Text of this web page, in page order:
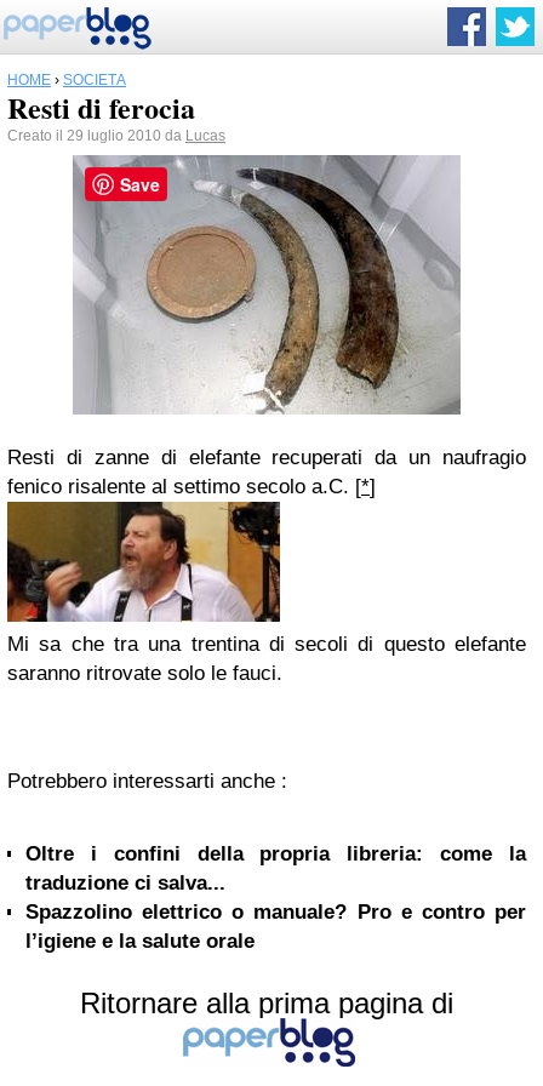
HOME › SOCIETÀ
Resti di ferocia
Creato il 29 luglio 2010 da Lucas
Resti di zanne di elefante recuperati da un naufragio
fenico risalente al settimo secolo a.C. [*]
Mi sa che tra una trentina di secoli di questo elefante
saranno ritrovate solo le fauci.
Potrebbero interessarti anche :
Oltre i confini della propria libreria: come la
traduzione ci salva...
Spazzolino elettrico o manuale? Pro e contro per
l’igiene e la salute orale
Ritornare alla prima pagina di
Save